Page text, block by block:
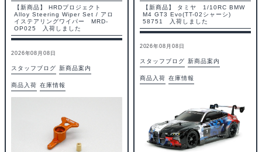
【新商品】 HRDプロジェクト
Alloy Steering Wiper Set / アロ
イステアリングワイパー MRD-
OP025 入荷しました
2026年08月08日
スタッフブログ 新商品案内
商品入荷 在庫情報
【新商品】 タミヤ 1/10RC BMW
M4 GT3 Evo(TT-02シャーシ)
58751 入荷しました
2026年08月08日
スタッフブログ 新商品案内
商品入荷 在庫情報